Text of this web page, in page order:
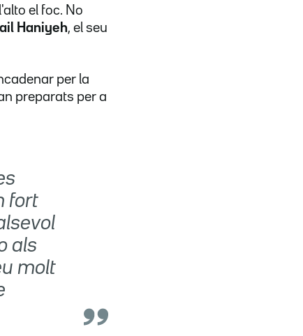
el foc. No
Haniyeh, el seu
per la
preparats per a
fort
als
molt